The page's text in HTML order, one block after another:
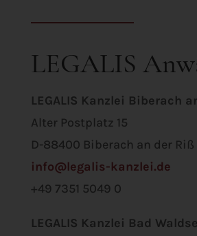
LEGALIS
LEGALIS Kanzlei Biberach
Alter Postplatz 15
D-88400 Biberach an der Riß
info@legalis-kanzlei.de
+49 7351 5049 0
LEGALIS Kanzlei Bad